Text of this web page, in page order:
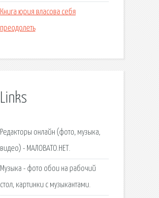
Книга юрия власова себя
преодолеть
Links
Редакторы онлайн (фото, музыка,
видео) - МАЛОВАТО.НЕТ.
Музыка - фото обои на рабочий
стол, картинки с музыкантами.